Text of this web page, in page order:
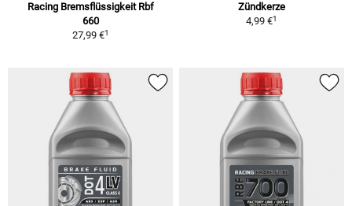
Racing Bremsflüssigkeit Rbf
660
27,99 €1
Zündkerze
4,99 €1